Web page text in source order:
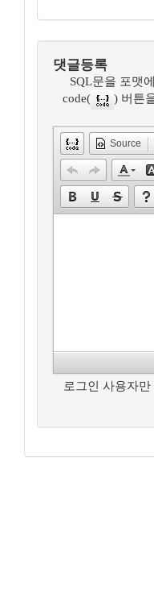
댓글등록
SQL문을 포맷
code(
) 버튼
Source
로그인 사용자